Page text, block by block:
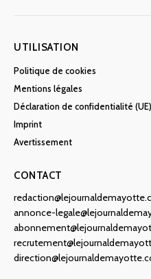
UTILISATION
Politique de cookies
Mentions légales
Déclaration de confidentialité (UE)
Imprint
Avertissement
CONTACT
annonce-